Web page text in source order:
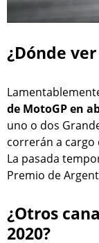
¿Dónde
de MotoGP en
uno o dos
correrán a cargo
La pasada
Premio de
¿Otros
2020?